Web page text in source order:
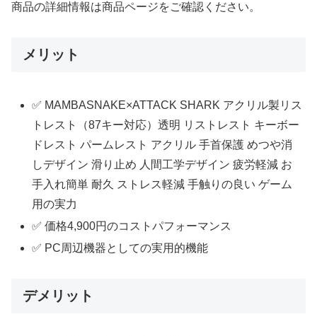
商品の詳細情報は商品ページをご確認ください。
メリット
✅ MAMBASNAKE×ATTACK SHARK アクリル製リス
トレスト（87キー対応）透明 リストレスト キーボー
ドレスト パームレスト アクリル 手首保護 めつや消
しデザイン 滑り止め 人間工学デザイン 疲労軽減 お
手入れ簡単 耐久 ストレス軽減 手触りの良い ゲーム
用の実力
✅ 価格4,900円のコストパフォーマンス
✅ PC周辺機器としての実用的機能
デメリット